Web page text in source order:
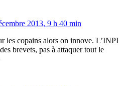
2013, 9 h 40 min
les copains alors on innove. L’INPI
brevets, pas à attaquer tout le